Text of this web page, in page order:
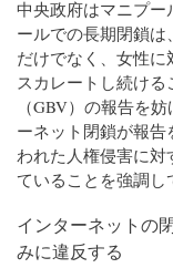
中央政府はマニプ
ールでの長期閉鎖
だけでなく、女性に
スカレートし続け
（GBV）の報告を
ーネット閉鎖が報
われた人権侵害に対
ていることを強調し
インターネットの
みに違反する